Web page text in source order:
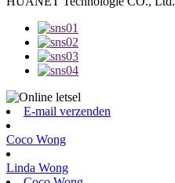
E-mail verzenden
Coco Wong
Linda Wong